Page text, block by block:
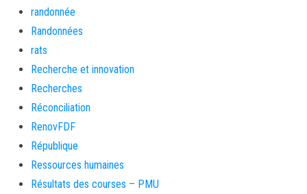
randonnée
Randonnées
rats
Recherche et innovation
Recherches
Réconciliation
RenovFDF
République
Ressources humaines
Résultats des courses – PMU